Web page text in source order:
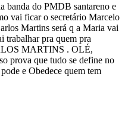
do PMDB santareno e
vai ficar o secretário Marcelo
Martins será q a Maria vai
trabalhar pra quem pra
MARTINS . OLÉ,
prova que tudo se define no
e Obedece quem tem